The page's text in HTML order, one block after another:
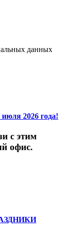
данных
2026 года!
с этим
офис.